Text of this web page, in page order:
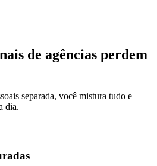
de agências perdem
separada, você mistura tudo e
dia.